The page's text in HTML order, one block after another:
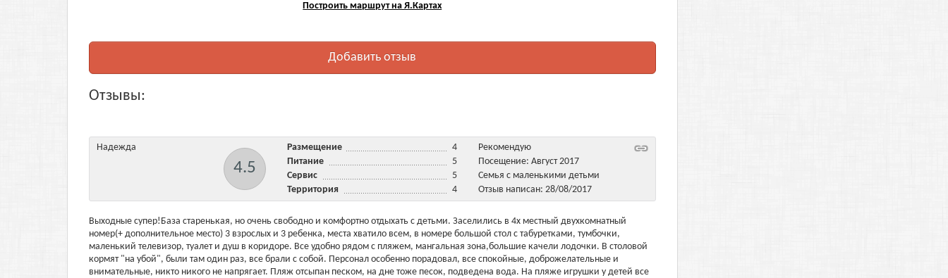
Построить маршрут на Я.Картах
Добавить отзыв
Отзывы:
Надежда
4.5
Размещение
4
Питание
5
Сервис
5
Территория
4
Рекомендую
Посещение: Август 2017
Семья с маленькими детьми
Отзыв написан: 28/08/2017
Выходные супер!База старенькая, но очень свободно и комфортно отдыхать с детьми. Заселились в 4х местный двухкомнатный
номер(+ дополнительное место) 3 взрослых и 3 ребенка, места хватило всем, в номере большой стол с табуретками, тумбочки,
маленький телевизор, туалет и душ в коридоре. Все удобно рядом с пляжем, мангальная зона,большие качели лодочки. В столовой
кормят "на убой", были там один раз, все брали с собой. Персонал особенно порадовал, все спокойные, доброжелательные и
внимательные, никто никого не напрягает. Пляж отсыпан песком, на дне тоже песок, подведена вода. На пляже игрушки у детей все